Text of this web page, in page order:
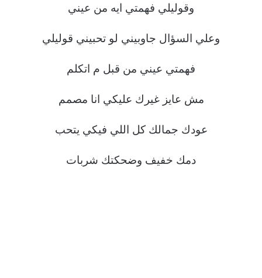
وقوليلي فهمتي ايه من عيني
وعلي السؤال جاوبيني لو تحبيني قوليلي
فهمتي عيني من قبل م اتكلم
مش عايز غيرك عليكي انا مصمم
عودك جمالك كل اللي فيكي يتحب
دمك خفيف وضحكتك شربات